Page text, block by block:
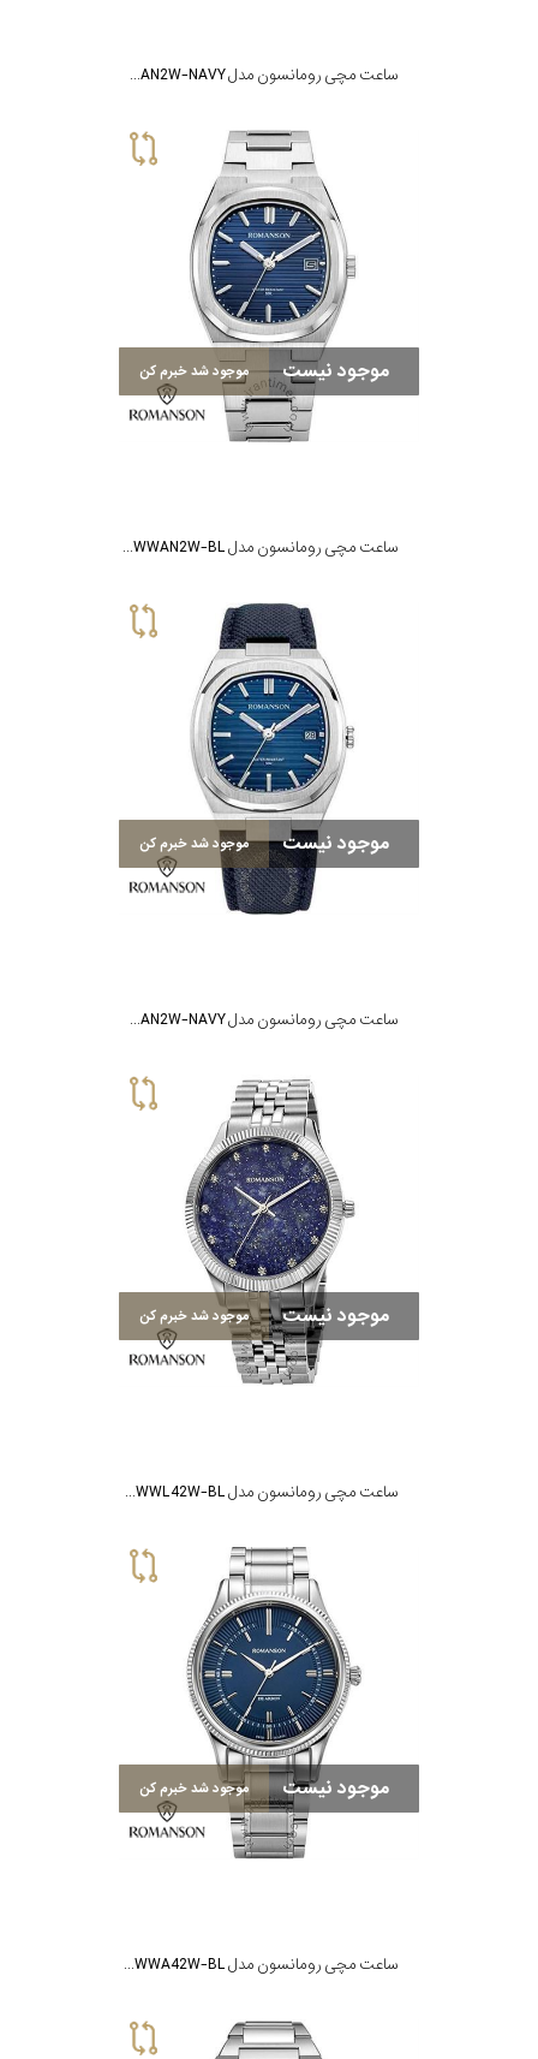
ساعت مچی رومانسون مدل TM4BF009MMWWAN2W-NAVY
موجود نیست موجود شد خبرم کن
ساعت مچی رومانسون مدل TM3BS008MMWWAN2W-BL
موجود نیست موجود شد خبرم کن
ساعت مچی رومانسون مدل TL4BF008MMUWAN2W-NAVY
موجود نیست موجود شد خبرم کن
ساعت مچی رومانسون مدل RM4BF511LLWWL42W-BL
موجود نیست موجود شد خبرم کن
ساعت مچی رومانسون مدل CA4BS002MMWWA42W-BL